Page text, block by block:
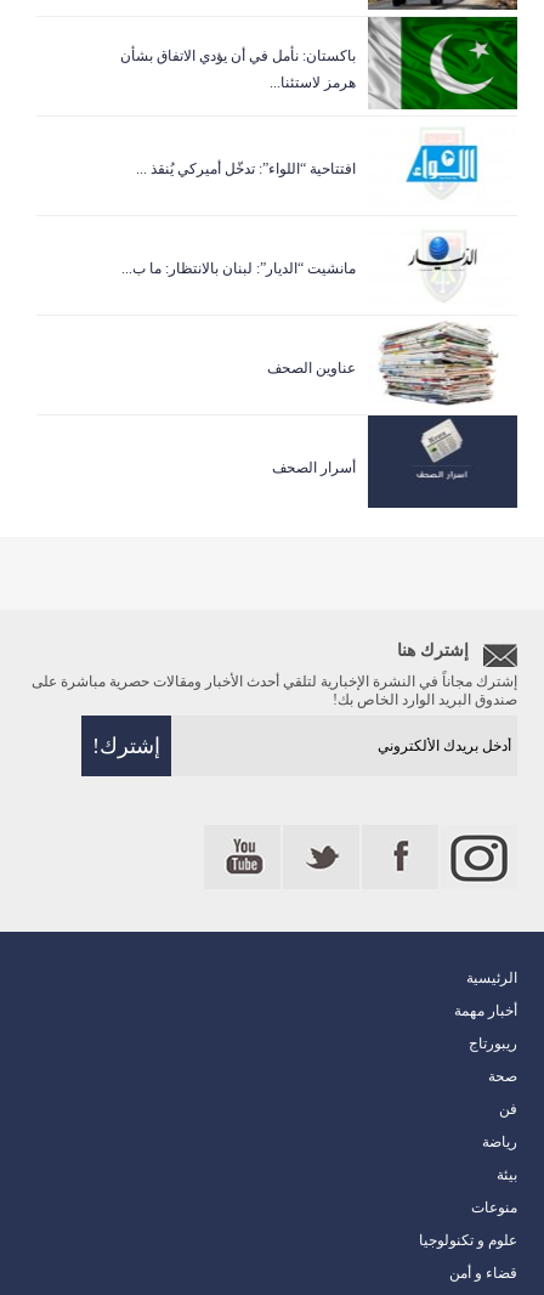
باكستان: نأمل في أن يؤدي الاتفاق بشأن
هرمز لاستئنا...
افتتاحية “اللواء”: تدخّل أميركي يُنقذ ...
مانشيت “الديار”: لبنان بالانتظار: ما ب...
عناوين الصحف
أسرار الصحف
إشترك هنا
إشترك مجاناً في النشرة الإخبارية لتلقي أحدث الأخبار ومقالات حصرية مباشرة على
صندوق البريد الوارد الخاص بك!
الرئيسية
أخبار مهمة
ريبورتاج
صحة
فن
رياضة
بيئة
منوعات
علوم و تكنولوجيا
قضاء و أمن